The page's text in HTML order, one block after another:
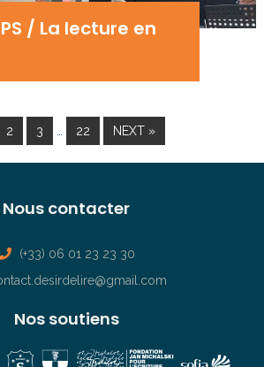
/ La lecture en
2 3 22 NEXT »
Nos soutiens
Nous contacter
(+33) 06 01 23 23 30